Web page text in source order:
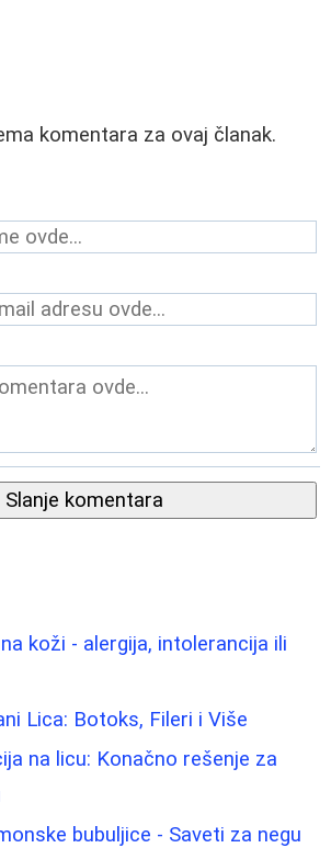
komentara za ovaj članak.
Slanje komentara
koži - alergija, intolerancija ili
Lica: Botoks, Fileri i Više
na licu: Konačno rešenje za
bubuljice - Saveti za negu